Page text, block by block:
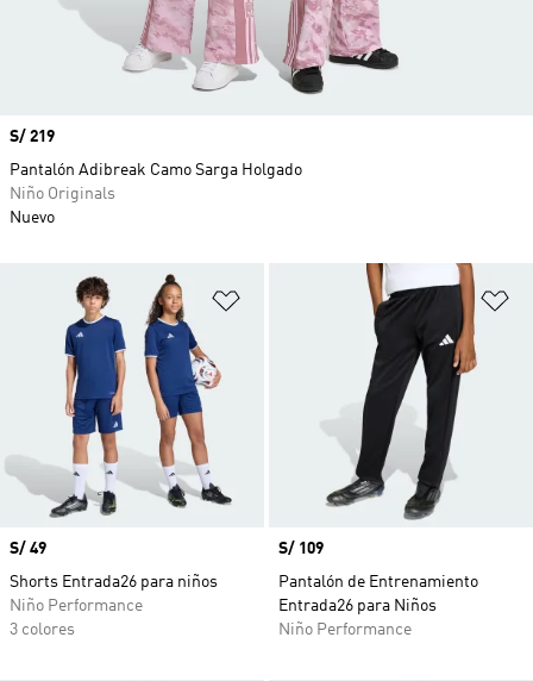
Añadir a la lista de deseos
Precio
S/ 49
Shorts Entrada26 para niños
Niño Performance
3 colores
Precio
S/ 109
Pantalón de Entrenamiento
Entrada26 para Niños
Niño Performance
Precio
S/ 219
Pantalón Adibreak Camo Sarga Holgado
Niño Originals
Nuevo